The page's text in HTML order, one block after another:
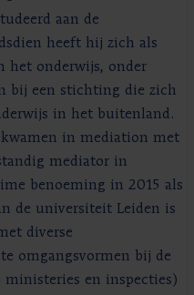
aan de
heeft hij zich als
het onderwijs, onder
bij een stichting die zich
in het buitenland.
in mediation met
mediator in
benoeming in 2015 als
de universiteit Leiden is
diverse
omgangsvormen bij de
ministeries en inspecties)